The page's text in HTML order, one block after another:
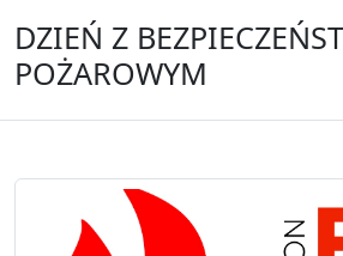
DZIEŃ Z
POŻAROWYM